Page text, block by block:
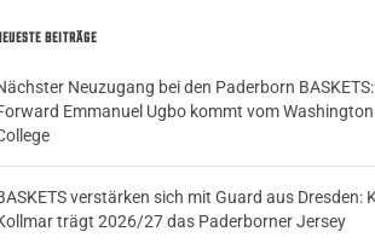
BEITRÄGE
Neuzugang bei den Paderborn
Emmanuel Ugbo kommt vom
verstärken sich mit Guard aus Dresden:
trägt 2026/27 das Paderborner Jersey